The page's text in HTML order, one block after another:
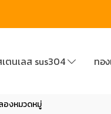
ตนเลส sus304 ทอ
องหมวดหมู่